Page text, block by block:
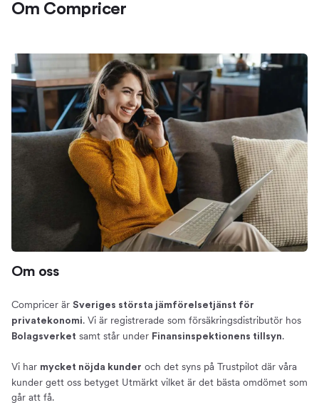
Om Compricer
Om oss
Compricer är Sveriges största jämförelsetjänst för
privatekonomi. Vi är registrerade som försäkringsdistributör hos
Bolagsverket samt står under Finansinspektionens tillsyn.
Vi har mycket nöjda kunder och det syns på Trustpilot där våra
kunder gett oss betyget Utmärkt vilket är det bästa omdömet som
går att få.